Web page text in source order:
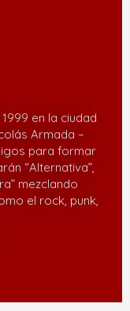
en la ciudad
Armada –
para formar
“Alternativa”,
mezclando
el rock, punk,